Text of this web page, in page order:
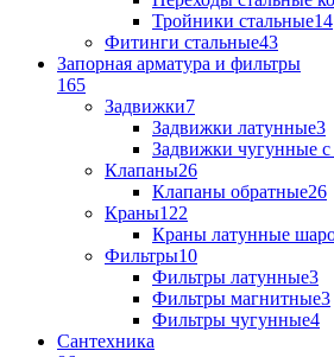
Тройники стальные14
Фитинги стальные43
Запорная арматура и фильтры
165
Задвижки7
Задвижки латунные3
Задвижки чугунные
Клапаны26
Клапаны обратные26
Краны122
Краны латунные
Фильтры10
Фильтры латунные3
Фильтры магнитные3
Фильтры чугунные4
Сантехника